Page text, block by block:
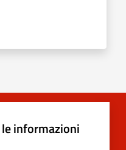
informazioni